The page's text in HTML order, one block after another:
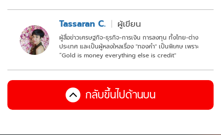
Tassaran C. ผู้เขียน
ผู้สื่อข่าวเศรษฐกิจ-ธุรกิจ-การเงิน การลงทุน ทั้งไทย-ต่าง
ประเทศ และเป็นผู้หลงใหลเรื่อง "ทองคำ" เป็นพิเศษ เพราะ
“Gold is money everything else is credit"
กลับขึ้นไปด้านบน